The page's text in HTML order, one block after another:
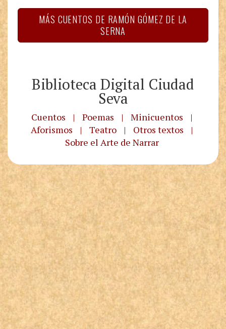
MÁS CUENTOS DE RAMÓN GÓMEZ DE LA
SERNA
Biblioteca Digital Ciudad
Seva
Cuentos | Poemas | Minicuentos
|
Aforismos
| Teatro | Otros textos
|
Sobre el Arte de Narrar